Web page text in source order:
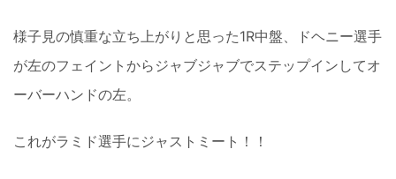
様子見の慎重な立ち上がりと思った1R中盤、ドヘニー選手
が左のフェイントからジャブジャブでステップインしてオ
ーバーハンドの左。
これがラミド選手にジャストミート！！